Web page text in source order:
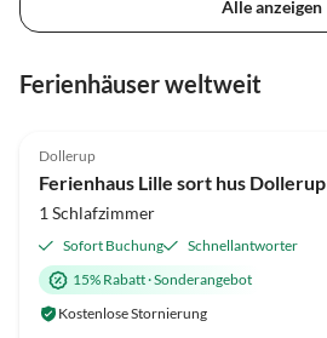
Alle anzeigen
Ferienhäuser weltweit
Dollerup
Ferienhaus Lille sort hus Dollerup
1 Schlafzimmer
Sofort Buchung
Schnellantworter
15% Rabatt·Sonderangebot
Kostenlose Stornierung